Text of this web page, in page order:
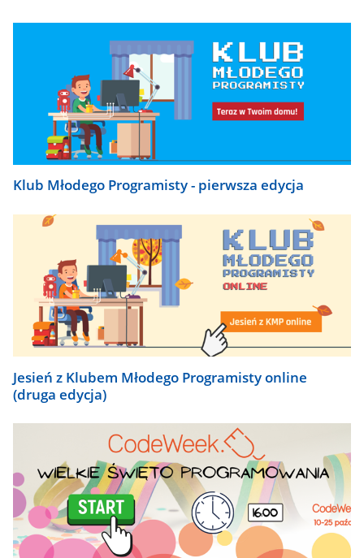
Klub Młodego Programisty - pierwsza edycja
Jesień z Klubem Młodego Programisty online
(druga edycja)